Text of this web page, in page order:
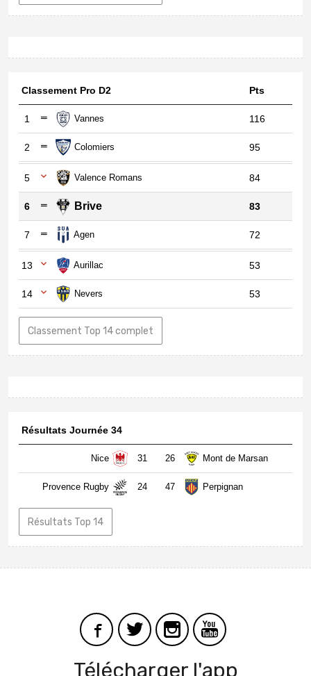
Classement Pro D2 Pts
1 Vannes 116
2 Colomiers 95
5 Valence Romans 84
6 Brive 83
7 Agen 72
13 Aurillac 53
14 Nevers 53
Classement Top 14 complet
Résultats Journée 34
Nice 31 26 Mont de Marsan
Provence Rugby 24 47 Perpignan
Résultats Top 14
Télécharger l'app